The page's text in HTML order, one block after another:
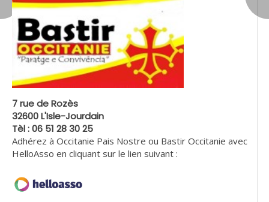
7 rue de Rozès
32600 L'Isle-Jourdain
Tèl : 06 51 28 30 25
Adhérez à Occitanie Pais Nostre ou Bastir Occitanie avec
HelloAsso en cliquant sur le lien suivant :